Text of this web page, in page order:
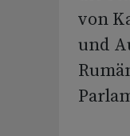
von
und